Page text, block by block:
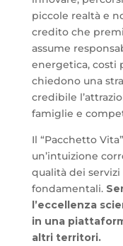
piccole realtà e
credito che
assume
energetica, costi
chiedono una
credibile
famiglie e
Il “Pacchetto
un’intuizione
qualità dei
fondamentali.
l’eccellenza
in una
altri territori.